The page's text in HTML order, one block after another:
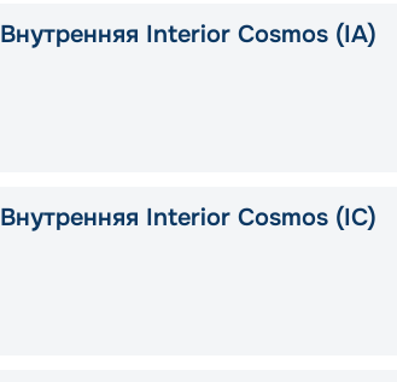
Внутренняя Interior Cosmos (IA)
Внутренняя Interior Cosmos (IC)